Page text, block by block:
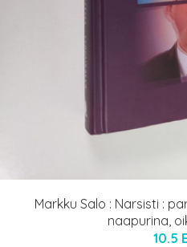
Markku Salo : Narsisti :
naapurina,
10.5